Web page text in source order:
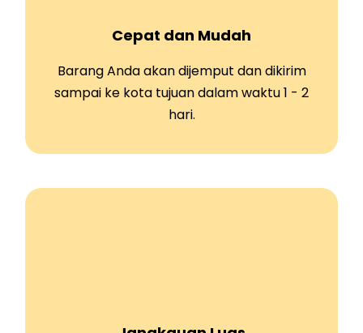
Cepat dan Mudah
Barang Anda akan dijemput dan dikirim
sampai ke kota tujuan dalam waktu 1 - 2
hari.